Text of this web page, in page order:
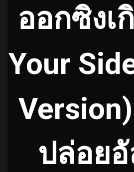
ออกซิงเ
Your
ปล่อย